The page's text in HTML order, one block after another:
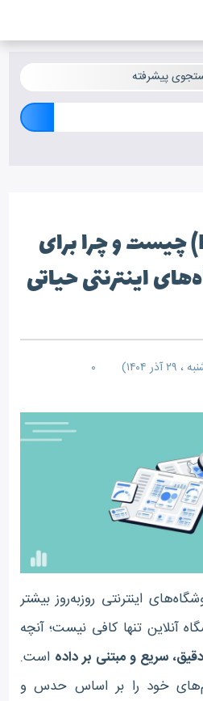
پیشرفته
هوش تجاری (BI) چیست و چرا برای
اینترنتی حیاتی
، ۲۹ آذر ۱۴۰۴ )
اینترنتی روزبه‌روز بیشتر
آنلاین تنها کافی نیست؛ آنچه
سریع و مبتنی بر داده است.
خود را بر اساس حدس و